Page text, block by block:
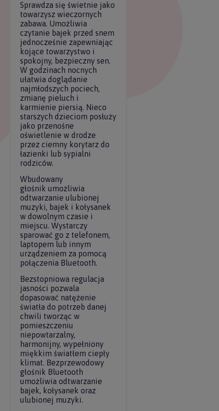
Sprawdza się świetnie jako
towarzysz wieczornych
zabawa. Umożliwia
czytanie bajek przed snem
jednocześnie zapewniając
kojące towarzystwo i
spokojny, bezpieczny sen.
W godzinach nocnych
ułatwia doglądanie
najmłodszych pociech,
zmianę pieluch i
karmienie piersią. Nieco
starszych dzieciom posłuży
jako przenośne
oświetlenie w drodze
przez ciemny korytarz do
łazienki lub sypialni
rodziców.
Wbudowany
głośnik umożliwia
odtwarzanie ulubionej
muzyki, bajek i kołysanek
w dowolnym czasie i
miejscu. Wystarczy
sparować go z telefonem,
laptopem lub innym
urządzeniem za pomocą
połączenia Bluetooth.
Bezstopniowa regulacja
jasności pozwala
dopasować natężenie
światła do potrzeb danej
chwili tworząc w
pomieszczeniu
niepowtarzalny,
harmonijny, wypełniony
miękkim światłem ciepły
klimat. Bezprzewodowy
głośnik Bluetooth
umożliwia odtwarzanie
bajek, kołysanek oraz
ulubionej muzyki.